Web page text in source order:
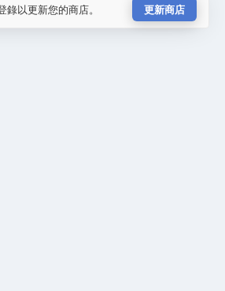
以更新您的商店。 更新商店